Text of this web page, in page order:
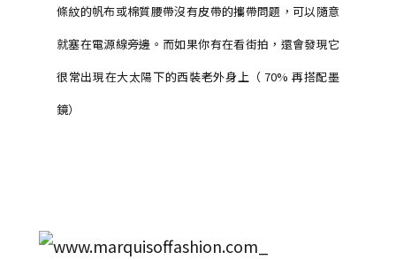
條紋的帆布或棉質腰帶沒有皮帶的攜帶問題，可以隨意
就塞在電源線旁邊。而如果你有在看街拍，還會發現它
很常出現在大太陽下的西裝老外身上（ 70% 再搭配墨
鏡）